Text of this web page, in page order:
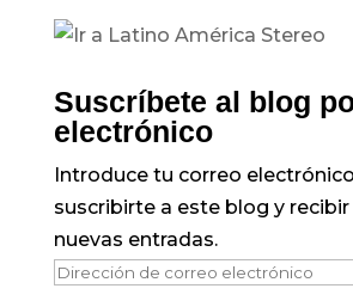
Suscríbete al blog
electrónico
Introduce tu correo
suscribirte a este blog y
nuevas entradas.
Dirección